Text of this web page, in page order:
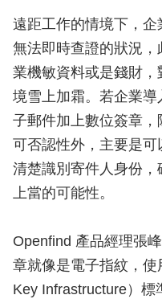
遠距工作的情境下，
無法即時查證的狀況
業機敏資料或是錢財
境雪上加霜。若企業
子郵件加上數位簽章
可否認性外，主要是
清楚識別寄件人身份
上當的可能性。
Openfind 產品經理張
章就像是電子指紋，
Key Infrastructure）標